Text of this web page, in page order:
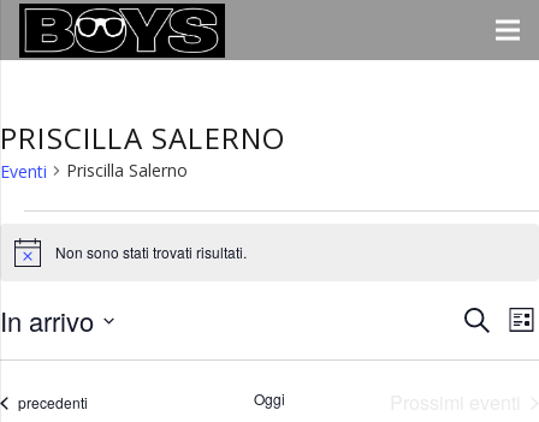
PRISCILLA SALERNO
Eventi Priscilla Salerno
EVENTI
Notice Non sono stati trovati risultati.
Cerca
In arrivo
Seleziona
Eventi
precedenti Oggi